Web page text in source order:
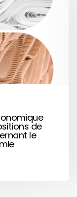
de
le